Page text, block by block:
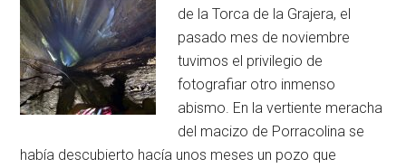
de la Torca de la Grajera, el
pasado mes de noviembre
tuvimos el privilegio de
fotografiar otro inmenso
abismo. En la vertiente meracha
del macizo de Porracolina se
había descubierto hacía unos meses un pozo que